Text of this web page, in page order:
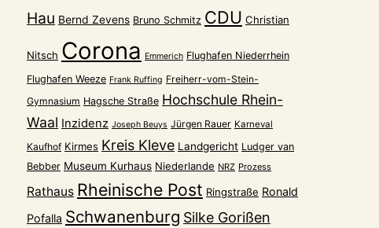
Hau Bernd Zevens Bruno Schmitz CDU Christian
Nitsch Corona Emmerich Flughafen Niederrhein
Flughafen Weeze Frank Ruffing Freiherr-vom-Stein-
Gymnasium Hagsche Straße Hochschule Rhein-
Waal Inzidenz Joseph Beuys Jürgen Rauer Karneval
Kaufhof Kirmes Kreis Kleve Landgericht Ludger van
Bebber Museum Kurhaus Niederlande NRZ Prozess
Rathaus Rheinische Post Ringstraße Ronald
Pofalla Schwanenburg Silke Gorißen